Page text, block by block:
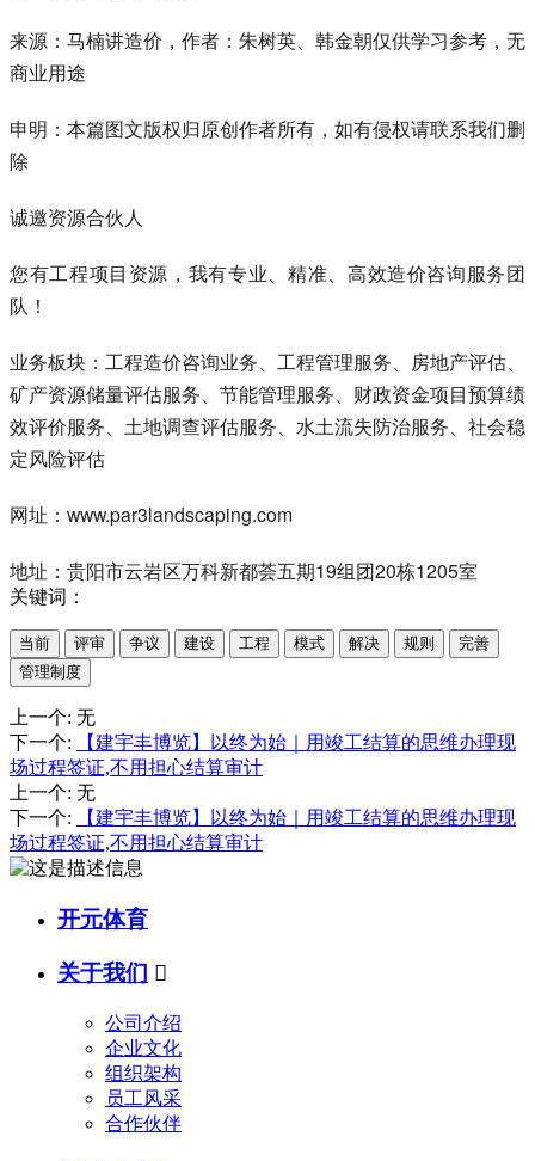
来源：马楠讲造价，作者：朱树英、韩金朝仅供学习参考，无
商业用途
申明：本篇图文版权归原创作者所有，如有侵权请联系我们删
除
诚邀资源合伙人
您有工程项目资源，我有专业、精准、高效造价咨询服务团
队！
业务板块：工程造价咨询业务、工程管理服务、房地产评估、
矿产资源储量评估服务、节能管理服务、财政资金项目预算绩
效评价服务、土地调查评估服务、水土流失防治服务、社会稳
定风险评估
网址：www.par3landscaping.com
地址：贵阳市云岩区万科新都荟五期19组团20栋1205室
关键词：
当前 评审 争议 建设 工程 模式 解决 规则
完善
管理制度
上一个: 无
下一个:
【建宇丰博览】以终为始｜用竣工结算的思维办理现
场过程签证,不用担心结算审计
上一个: 无
下一个:
【建宇丰博览】以终为始｜用竣工结算的思维办理现
场过程签证,不用担心结算审计
开元体育
关于我们 
公司介绍
企业文化
组织架构
员工风采
合作伙伴